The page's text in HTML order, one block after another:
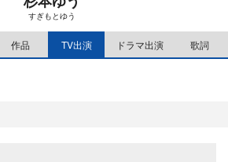
すぎもとゆう
作品 TV出演 ドラマ出演 歌詞